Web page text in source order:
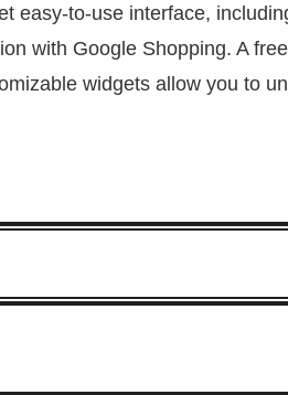
easy-to-use interface,
with Google Shopping. A
widgets allow you to